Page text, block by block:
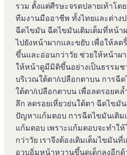
รวม ตั้งแต่ศีรษะจรดปลายเท้าโด
ทีมงานมืออาชีพ ทั้งไทยและต่าง
ฉีดไขมัน ฉีดไขมันเติมเต็มที่หน้า
ไปยังหน้าผากและขยับ เพื่อให้ล
ขึ้นและอ่อนกว่าวัย ช่วยให้หน้าผ
ให้หน้าดูมีมิติขึ้นอย่างเป็นธรรมช
บริเวณใต้ตา/เปลือกตาบน การฉี
ใต้ตา/เปลือกตาบน เพื่อลดรอยคล้
ลึก ลดรอยเหี่ยวย่นใต้ตา ฉีดไขมั
ปัญหาแก้มตอบ การฉีดไขมันเติ
แก้มตอบ เพราะแก้มตอบจะทำใ
กว่าวัย เราจึงต้องเติมเต็มไขมัน
อวบอิ่มหน้าหวานขึ้นดูเด็กลงอีกด้